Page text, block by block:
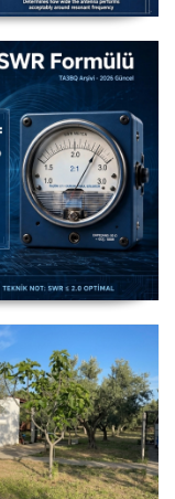
Uda’ya Anten
Formülü -